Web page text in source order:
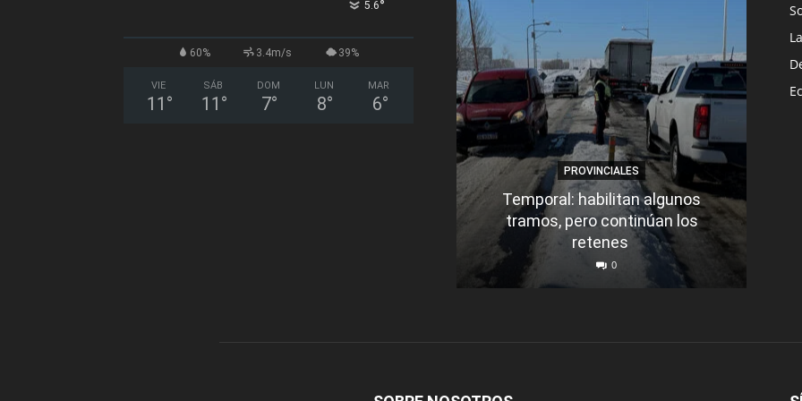
5.6°
60% 3.4m/s 39%
VIE
11 °
SÁB
11 °
DOM
7°
LUN
8°
MAR
6°
PROVINCIALES
Temporal: habilitan algunos
tramos, pero continúan los
retenes
0